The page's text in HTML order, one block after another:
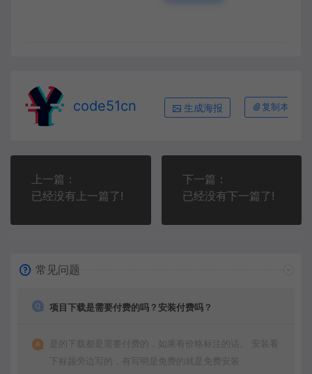
code51cn 生成海报 复制本文链
上一篇：
已经没有上一篇了!
下一篇：
已经没有下一篇了!
常见问题
项目下载是需要付费的吗？安装付费吗？
是的下载都是需要付费的，如果有价格标注的话。 安装看
下标题旁边写的，有写明是免费的就是免费安装